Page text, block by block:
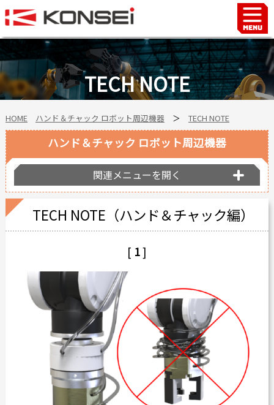
TECH NOTE
HOME ハンド＆チャック ロボット周辺機器＞ TECH NOTE
TECH NOTE（ハンド＆チャック編）
[ 1]
ハンド＆チャック ロボット周辺機器
関連メニューを開く
Home
ハンド＆チャックロボット周辺機器
FAシステム
スマートファクトリーLabo
自動車部品
企業情報
会社沿革
事業所案内
最新情報
カタログダウンロード
よくある質問
採用情報
お問い合わせ